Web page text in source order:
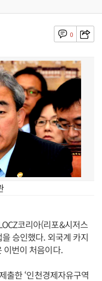
0
코리아(리포&시저스
승인했다. 외국계 카지
이번이 처음이다.
출한 ‘인천경제자유구역